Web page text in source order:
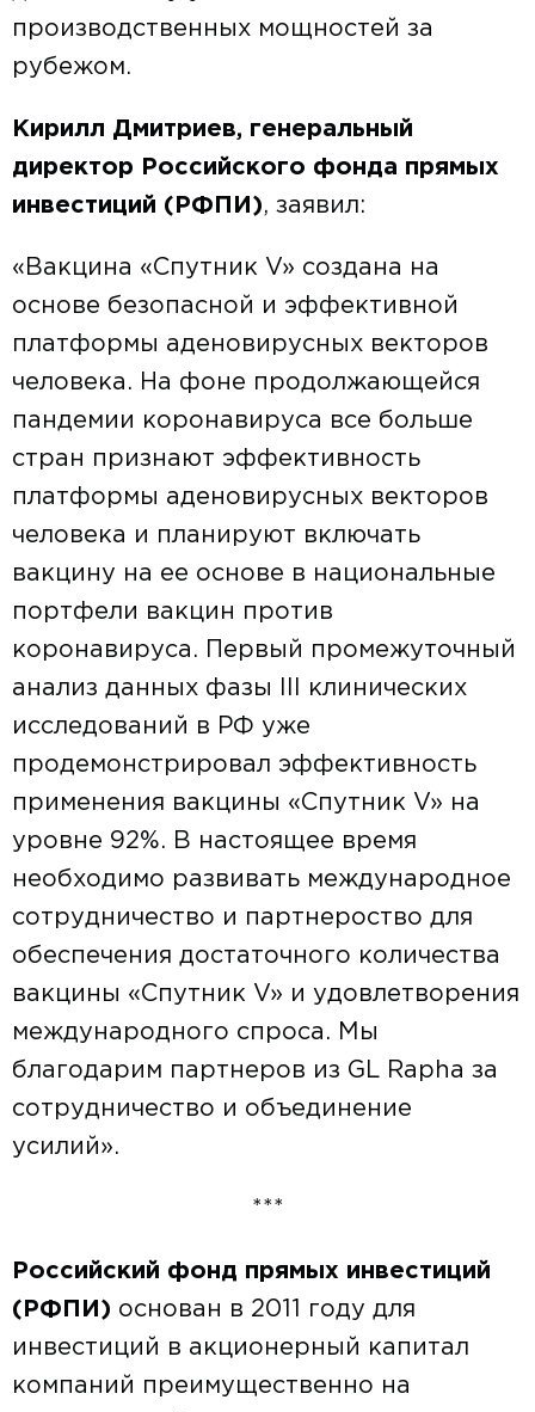
производственных мощностей за
рубежом.
Кирилл Дмитриев, генеральный
директор Российского фонда прямых
инвестиций (РФПИ), заявил:
«Вакцина «Спутник V» создана на
основе безопасной и эффективной
платформы аденовирусных векторов
человека. На фоне продолжающейся
пандемии коронавируса все больше
стран признают эффективность
платформы аденовирусных векторов
человека и планируют включать
вакцину на ее основе в национальные
портфели вакцин против
коронавируса. Первый промежуточный
анализ данных фазы III клинических
исследований в РФ уже
продемонстрировал эффективность
применения вакцины «Спутник V» на
уровне 92%. В настоящее время
необходимо развивать международное
сотрудничество и партнероство для
обеспечения достаточного количества
вакцины «Спутник V» и удовлетворения
международного спроса. Мы
благодарим партнеров из GL Rapha за
сотрудничество и объединение
усилий».
***
Российский фонд прямых инвестиций
(РФПИ) основан в 2011 году для
инвестиций в акционерный капитал
компаний преимущественно на